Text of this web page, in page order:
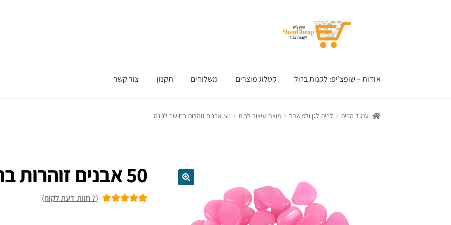
אודות – שופצ'יפ: לקנות בזול קטלוג מוצרים משלוחים תקנון צור קשר
עמוד הבית לבית לגן ולמשרד מוצרי עיצוב לבית 50 אבנים זוהרות בחושך לגינה
50 אבנים זוהרות בחושך לגינה
(
7חוות דעת לקוח)